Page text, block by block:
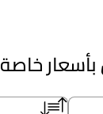
خاصة